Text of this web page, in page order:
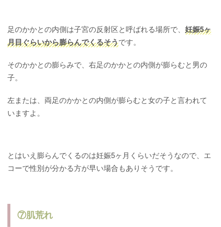
足のかかとの内側は子宮の反射区と呼ばれる場所で、 妊娠5ヶ
月目ぐらいから膨らんでくるそうです。
そのかかとの膨らみで、右足のかかとの内側が膨らむと男の
子。
左または、両足のかかとの内側が膨らむと女の子と言われて
いますよ。
とはいえ膨らんでくるのは妊娠5ヶ月くらいだそうなので、エ
コーで性別が分かる方が早い場合もありそうです。
⑦肌荒れ